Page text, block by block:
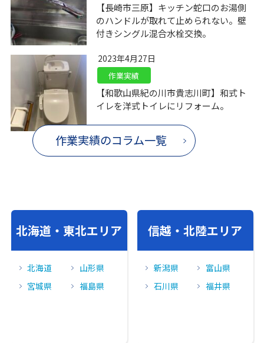
【長崎市三原】キッチン蛇口のお湯側
のハンドルが取れて止められない。壁
付きシングル混合水栓交換。
2023年4月27日
作業実績
【和歌山県紀の川市貴志川町】和式ト
イレを洋式トイレにリフォーム。
作業実績のコラム一覧
北海道・東北エリア
北海道
山形県
宮城県
福島県
信越・北陸エリア
新潟県
富山県
石川県
福井県